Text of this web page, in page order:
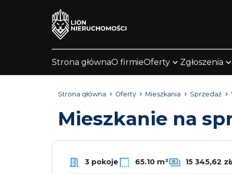
Strona głównaO firmieOferty Zgłoszenia
Strona główna Oferty Mieszkania Sprzedaż
Mieszkanie na
3 pokoje 65.10 m² 15 345,62